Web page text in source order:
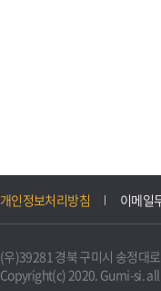
개인정보처리방침 이메일
(우)39281 경북 구미시 송정
Copyright(c) 2020. Gumi-si.